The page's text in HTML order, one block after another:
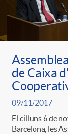
de Caixa
09/11/2017
El dilluns 6 de
Barcelona, les